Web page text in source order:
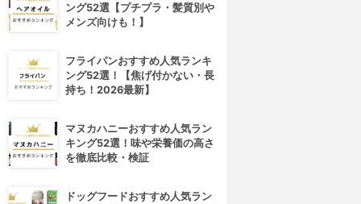
ング52選【プチプラ・髪質別や
メンズ向けも！】
フライパンおすすめ人気ランキ
ング52選！【焦げ付かない・長
持ち！2026最新】
マヌカハニーおすすめ人気ラン
キング52選！味や栄養価の高さ
を徹底比較・検証
ドッグフードおすすめ人気ラン